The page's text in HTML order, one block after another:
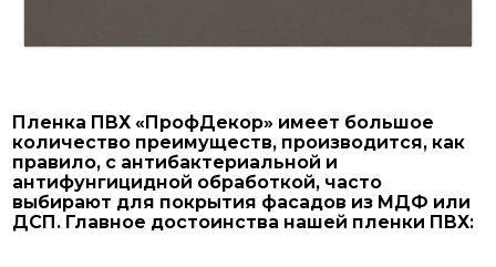
Пленка ПВХ «ПрофДекор» имеет большое
количество преимуществ, производится, как
правило, с антибактериальной и
антифунгицидной обработкой, часто
выбирают для покрытия фасадов из МДФ или
ДСП. Главное достоинства нашей пленки ПВХ: